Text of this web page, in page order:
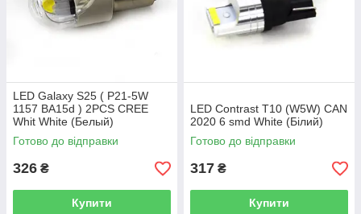
LED Galaxy S25 ( P21-5W
1157 BA15d ) 2PCS CREE
Whit White (Белый)
Готово до відправки
326 ₴
Купити
LED Contrast T10 (W5W) CAN
2020 6 smd White (Білий)
Готово до відправки
317 ₴
Купити